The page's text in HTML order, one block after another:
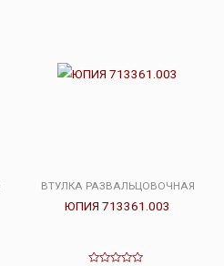
ВТУЛКА РАЗВАЛЬЦОВОЧНАЯ
ЮПИЯ 713361.003